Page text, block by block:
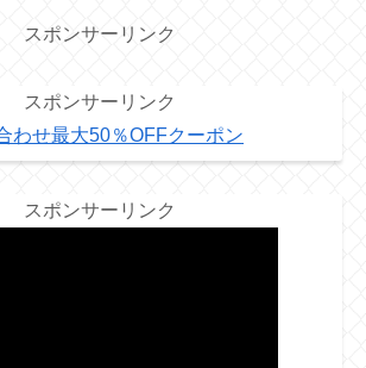
スポンサーリンク
スポンサーリンク
わせ最大50％OFFクーポン
スポンサーリンク